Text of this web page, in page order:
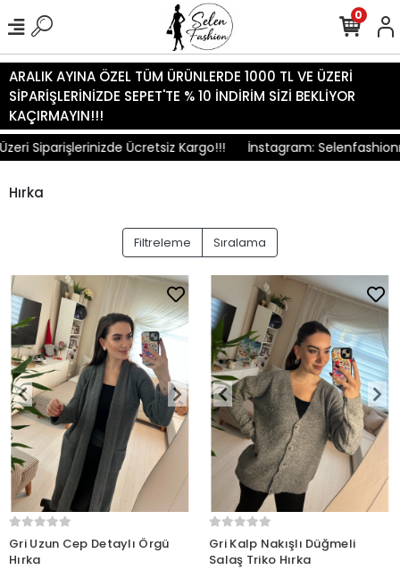
ARALIK AYINA ÖZEL TÜM ÜRÜNLERDE 1000 TL VE ÜZERİ
SİPARİŞLERİNİZDE SEPET'TE % 10 İNDİRİM SİZİ BEKLİYOR
KAÇIRMAYIN!!!
Siparişlerinizde Ücretsiz Kargo!!! İnstagram: Selenfashionn
0
Hırka
Filtreleme Sıralama
Gri Uzun Cep Detaylı Örgü
Hırka
Gri Kalp Nakışlı Düğmeli
Salaş Triko Hırka